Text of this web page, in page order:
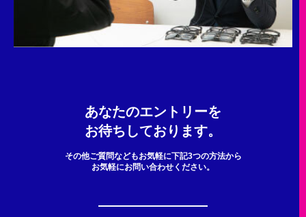
あなたのエントリーを
お待ちしております。
その他ご質問などもお気軽に下記3つの方法から
お気軽にお問い合わせください。